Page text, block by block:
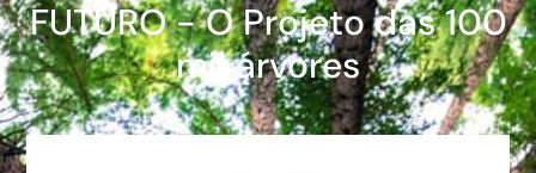
FUTURO - O Projeto das 100
mil árvores